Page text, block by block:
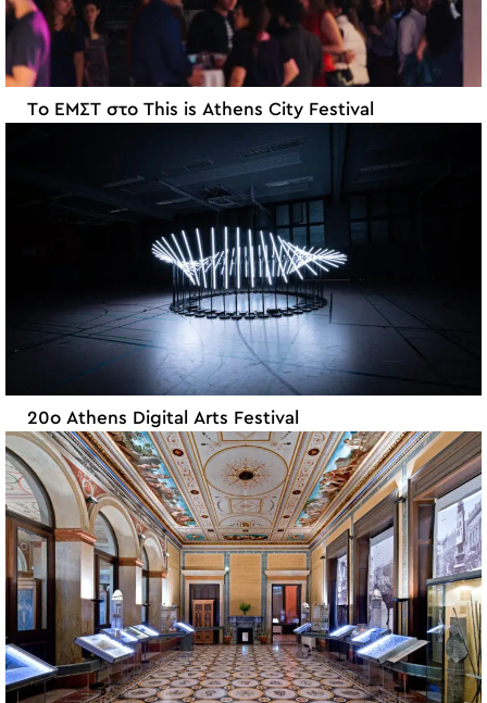
Το EMΣT στο This is Athens City Festival
20ο Athens Digital Arts Festival